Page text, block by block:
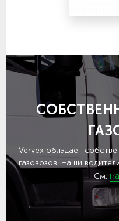
Vervex обладает
газовозов. Наши
См.